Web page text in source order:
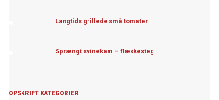
Langtids grillede små tomater
Sprængt svinekam – flæskesteg
OPSKRIFT KATEGORIER